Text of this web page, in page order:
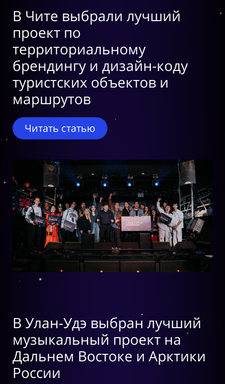
В Чите выбрали лучший
проект по
территориальному
брендингу и дизайн-коду
туристских объектов и
маршрутов
Читать статью
В Улан-Удэ выбран лучший
музыкальный проект на
Дальнем Востоке и Арктики
России